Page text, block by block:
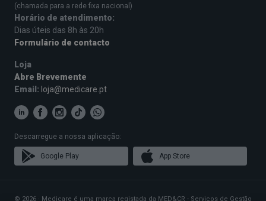
(chamada para a rede fixa nacional)
Horário de atendimento:
Dias úteis das 8h às 20h
Formulário de contacto
Loja
Abre Brevemente
Email: loja@medicare.pt
Descarregue a nossa aplicação:
Google Play App Store
© 2026 · Medicare é uma marca registada da MED&CR - Serviços de Gestão